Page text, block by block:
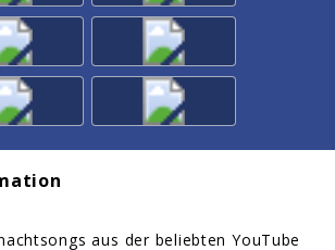
aus der beliebten YouTube